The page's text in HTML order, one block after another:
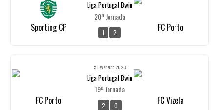
Sporting CP
Liga Portugal Bwin
20ª Jornada
1 2 FC Porto
FC Porto
5 Fevereiro 2023
Liga Portugal Bwin
19ª Jornada
2 0 FC Vizela